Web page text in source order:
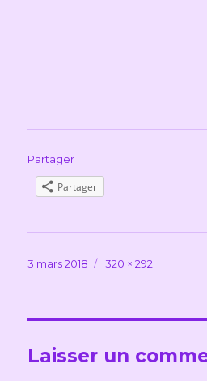
Partager :
Partager
Publié
3 mars 2018
Taille
320 × 292
Laisser un